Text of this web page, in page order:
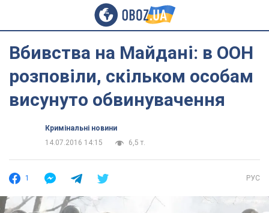
Вбивства на Майдані: в ООН
розповіли, скільком особам
висунуто обвинувачення
Кримінальні новини
14.07.2016 14:15
6,5 т.
1 РУС